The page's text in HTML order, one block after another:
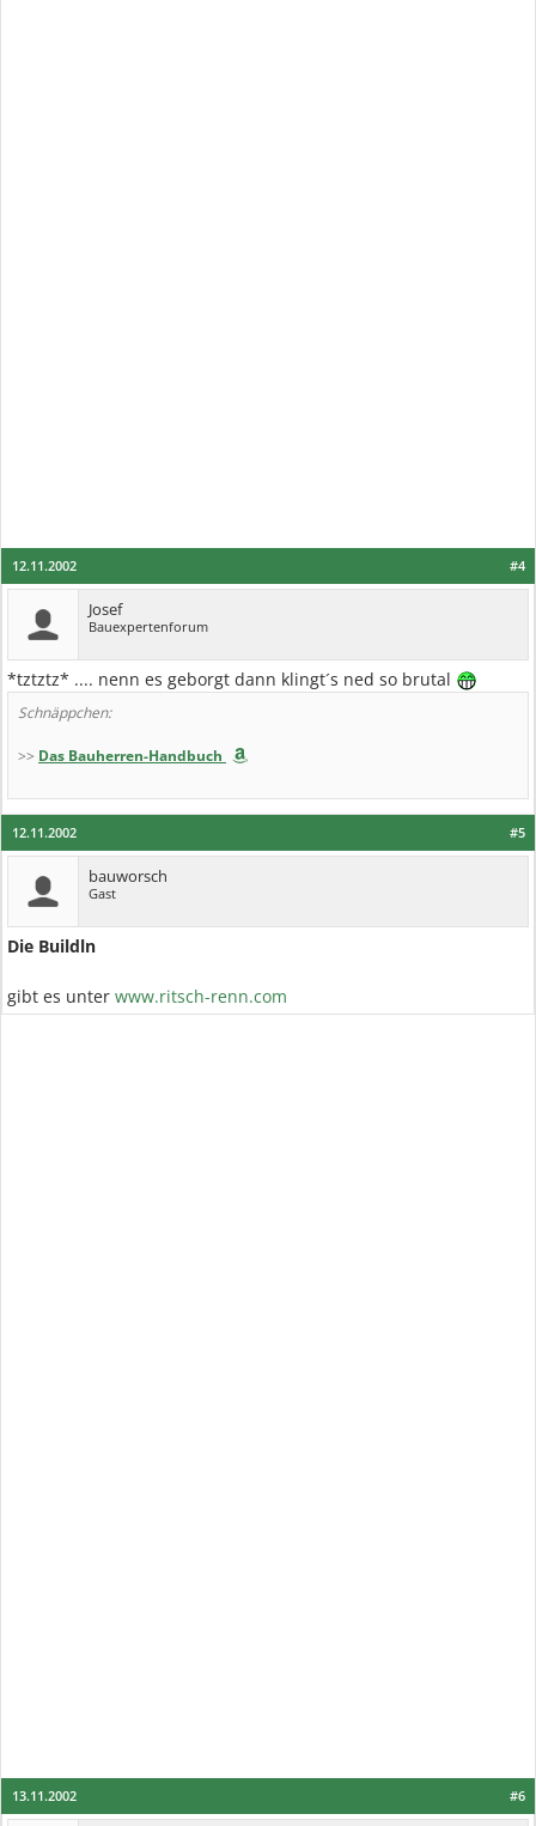
#4
12.11.2002
Josef
Bauexpertenforum
*tztztz* .... nenn es geborgt dann klingt´s ned so brutal
Schnäppchen:
>> Das Bauherren-Handbuch
#5
12.11.2002
bauworsch
Gast
Die Buildln
gibt es unter www.ritsch-renn.com
#6
13.11.2002